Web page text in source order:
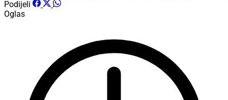
Podijeli
Oglas